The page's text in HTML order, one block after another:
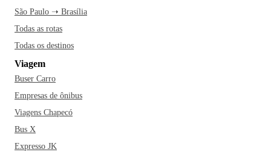
São Paulo ➝ Brasília
Todas as rotas
Todas os destinos
Viagem
Buser Carro
Empresas de ônibus
Viagens Chapecó
Bus X
Expresso JK